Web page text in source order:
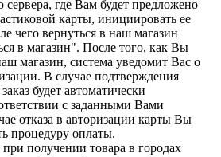
сервера, где Вам будет предложено
карты, инициировать ее
чего вернуться в наш магазин
в магазин". После того, как Вы
магазин, система уведомит Вас о
В случае подтверждения
будет автоматически
с заданными Вами
отказа в авторизации карты Вы
процедуру оплаты.
получении товара в городах